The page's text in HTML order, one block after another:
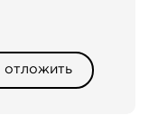
цветом в
устойчив к
также легко
отложить